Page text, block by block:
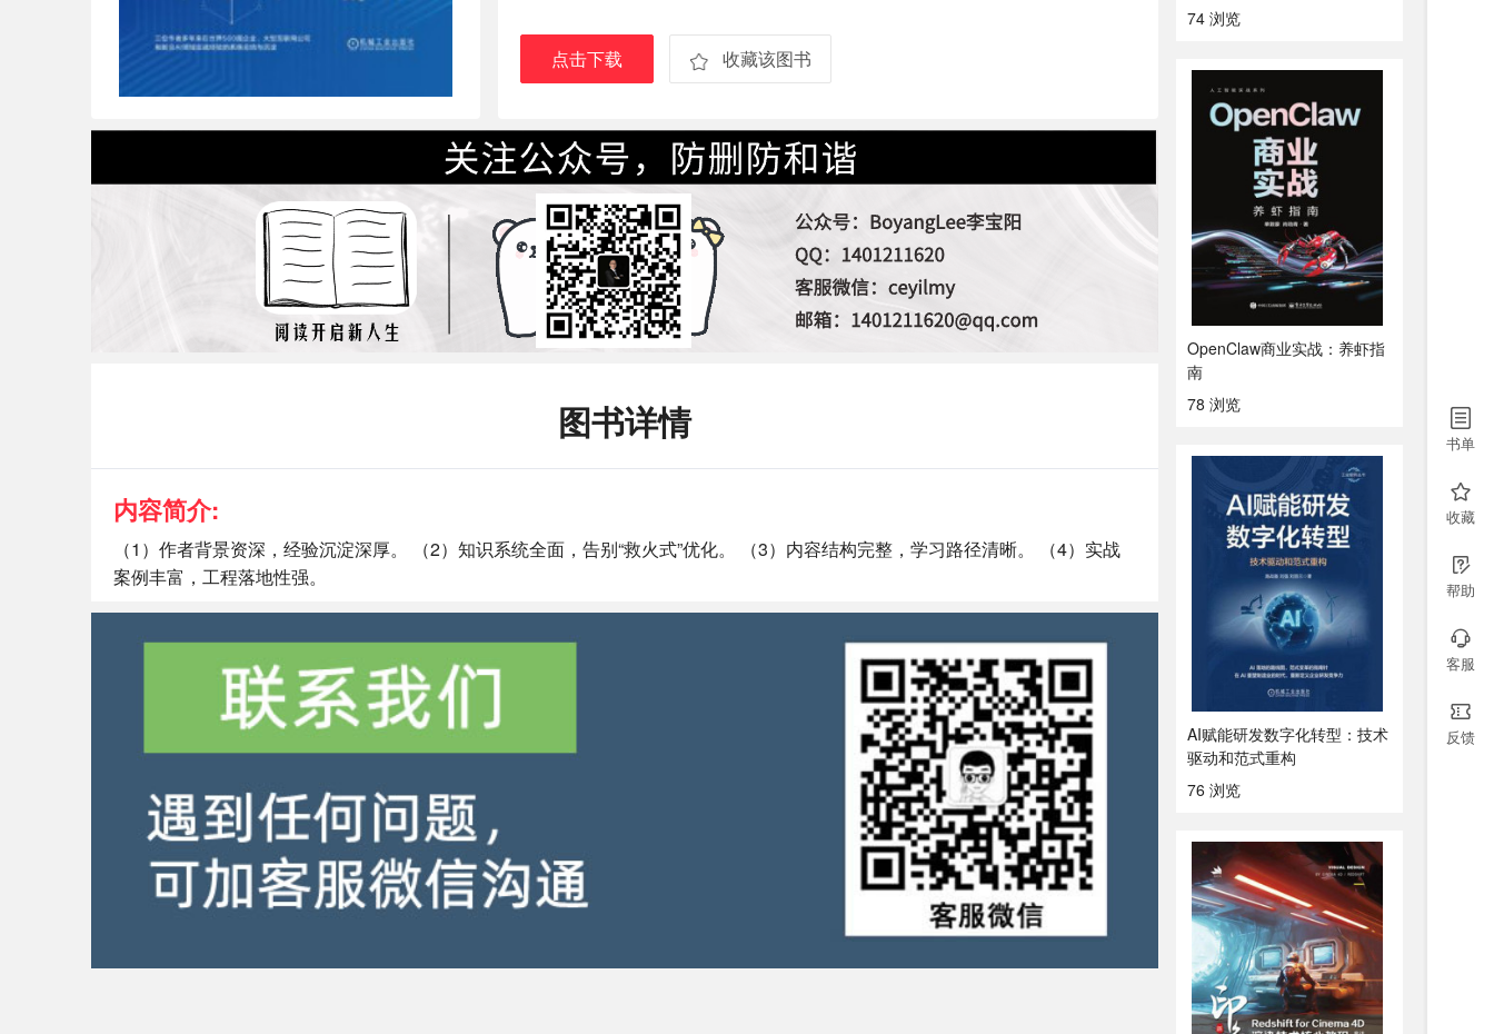
点击下载 收藏该图书
图书详情
内容简介:
（1）作者背景资深，经验沉淀深厚。 （2）知识系统全面，告别“救火式”优化。 （3）内容结构完整，学习路径清晰。 （4）实战
案例丰富，工程落地性强。
74 浏览
OpenClaw商业实战：养虾指
南
78 浏览
AI赋能研发数字化转型：技术
驱动和范式重构
76 浏览
书单
收藏
帮助
客服
反馈